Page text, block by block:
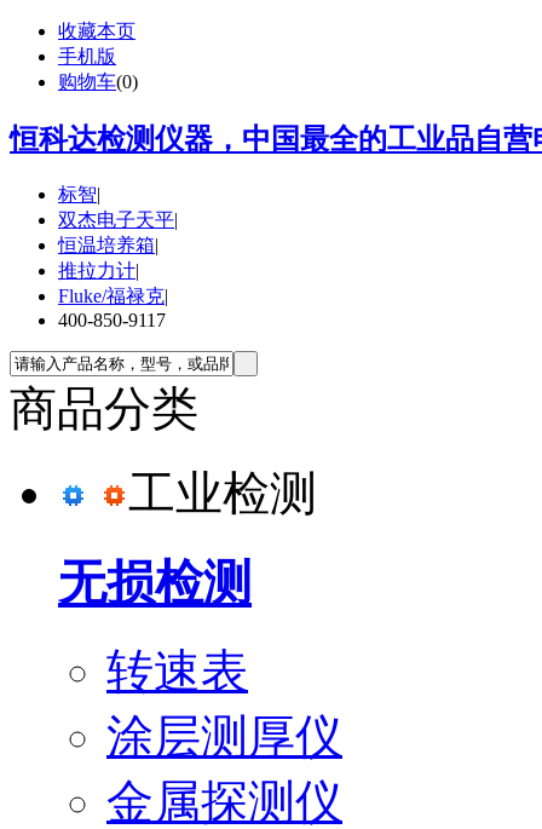
收藏本页
手机版
购物车(0)
恒科达检测仪器，中国最全的工业品自
标智|
双杰电子天平|
恒温培养箱|
推拉力计|
Fluke/福禄克|
400-850-9117
商品分类
工业检测
无损检测
转速表
涂层测厚仪
金属探测仪